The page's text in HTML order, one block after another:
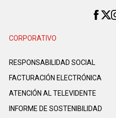
CORPORATIVO
RESPONSABILIDAD SOCIAL
FACTURACIÓN ELECTRÓNICA
ATENCIÓN AL TELEVIDENTE
INFORME DE SOSTENIBILIDAD